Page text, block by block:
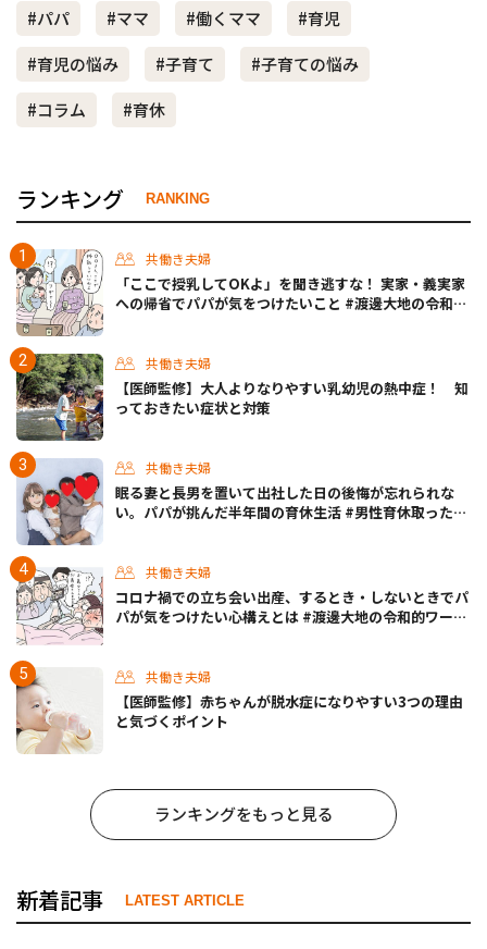
#パパ
#ママ #働くママ
#育児
#育児の悩み
#子育て
#子育ての悩み
#コラム
#育休
ランキング RANKING
共働き夫婦
「ここで授乳してOKよ」を聞き逃すな！ 実家・義実家
への帰省でパパが気をつけたいこと #渡邊大地の令和的
共働き夫婦
【医師監修】大人よりなりやすい乳幼児の熱中症！ 知
っておきたい症状と対策
共働き夫婦
眠る妻と長男を置いて出社した日の後悔が忘れられな
い。パパが挑んだ半年間の育休生活 #男性育休取ったら
共働き夫婦
コロナ禍での立ち会い出産、するとき・しないときでパ
パが気をつけたい心構えとは #渡邊大地の令和的ワーパ
共働き夫婦
【医師監修】赤ちゃんが脱水症になりやすい3つの理由
と気づくポイント
ランキングをもっと見る
新着記事 LATEST ARTICLE